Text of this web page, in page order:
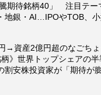
騰期待銘柄40」 注目テー
地銀・AI…IPOやTOB、
→資産2億円超のなごち
》世界トップシェアの
割安株投資家が「期待が